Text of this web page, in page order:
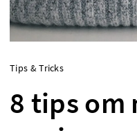
Tips & Tricks
8 tips om